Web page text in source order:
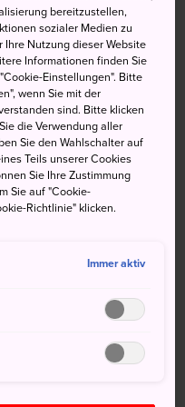
zu machen, die tief
verwurzelt
bereitzustellen,
sozialer Medien zu
Nutzung dieser Website
Informationen finden Sie
Einstellungen". Bitte
wenn Sie mit der
sind. Bitte klicken
die Verwendung aller
Sie den Wahlschalter auf
Teils unserer Cookies
Sie Ihre Zustimmung
Sie auf "Cookie-
Richtlinie" klicken.
Immer aktiv